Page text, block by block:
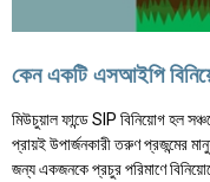
কেন একটি এসআইপি
মিউচুয়াল ফান্ডে SIP বিনিয়োগ হল
প্রায়ই উপার্জনকারী তরুণ প্রজন্মের
জন্য একজনকে প্রচুর পরিমাণে